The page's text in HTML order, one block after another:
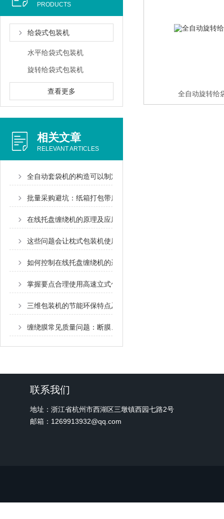
PRODUCTS
给袋式包装机
水平给袋式包装机
旋转给袋式包装机
查看更多
相关文章
RELEVANT ARTICLES
全自动套袋机的构造可以制定调整
批量采购避坑：纸箱打包带质量鉴别标准
在线托盘缠绕机的原理及应用范围
这些问题会让枕式包装机使用变困难
如何控制在线托盘缠绕机的运行速度和张力？
掌握要点合理使用高速立式包装机
三维包装机的节能环保特点及对企业可持续发展的意义
缠绕膜常见质量问题：断膜、脱粘、易破解决
全自动旋转给
联系我们
地址：浙江省杭州市西湖区三墩镇西园七路2号
邮箱：1269913932@qq.com